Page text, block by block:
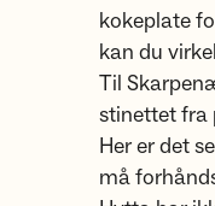
kokeplate
kan du
Til
stinettet fra
Her er det
må